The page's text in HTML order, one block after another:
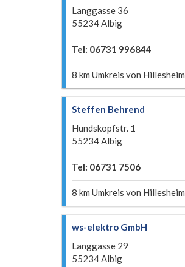
Langgasse 36
55234 Albig
Tel: 06731 996844
8 km Umkreis von Hillesheim
Steffen Behrend
Hundskopfstr. 1
55234 Albig
Tel: 06731 7506
8 km Umkreis von Hillesheim
ws-elektro GmbH
Langgasse 29
55234 Albig